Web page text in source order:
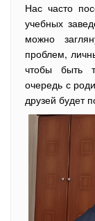
Нас часто
учебных
можно
проблем,
чтобы быть
очередь с
друзей будет